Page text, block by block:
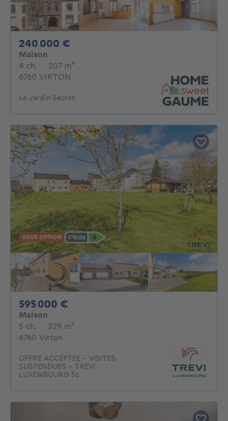
240 000 €
Maison
4 ch. 4 chambres
· 207 m²
6760 VIRTON
Le Jardin Secret
SOUS OPTION
595 000 €
Maison
5 ch. 5 chambres
· 329 m²
6760 Virton
OFFRE ACCEPTÉE – VISITES
SUSPENDUES - TREVI
LUXEMBOURG 5c